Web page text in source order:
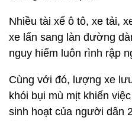
Nhiều tài xế ô tô, xe tải,
xe lấn sang làn đường
nguy hiểm luôn rình rập
Cùng với đó, lượng xe
khói bụi mù mịt khiến
sinh hoạt của người dân